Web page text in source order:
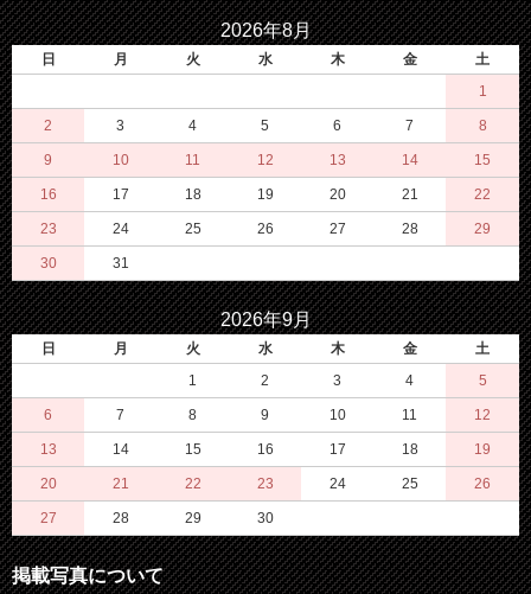
2026年8月
日 月 火 水 木 金
土
1
2 3 4 5 6 7 8
9 10 11 12 13 14 15
16 17 18 19 20 21 22
23 24 25 26 27 28 29
30 31
2026年9月
日 月 火 水 木 金
土
1
2 3 4 5
6 7 8 9 10 11 12
13 14 15 16 17 18 19
20 21 22 23 24 25 26
27 28 29 30
掲載写真について